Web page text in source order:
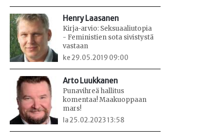
Henry Laasanen
Kirja-arvio: Seksuaaliutopia
- Feministien sota sivistystä
vastaan
ke 29.05.2019 09:00
Arto Luukkanen
Punavihreä hallitus
komentaa! Maakuoppaan
mars!
la 25.02.2023 13:58